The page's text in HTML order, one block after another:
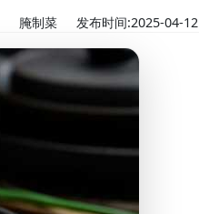
腌制菜 发布时间:2025-04-12